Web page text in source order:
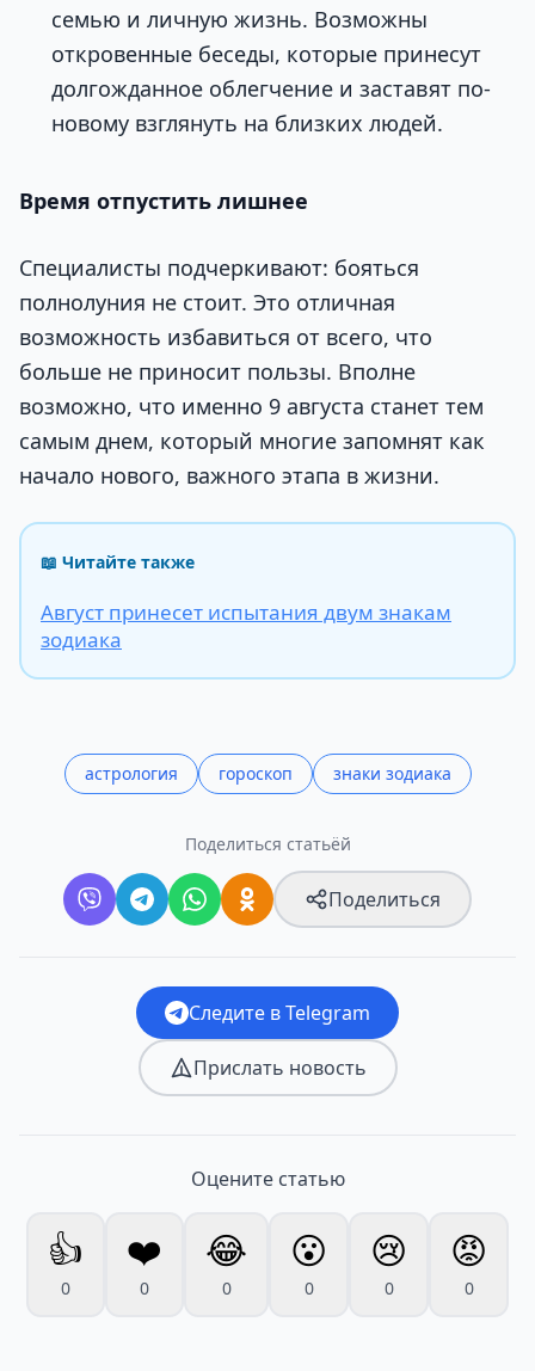
семью и личную жизнь. Возможны
откровенные беседы, которые принесут
долгожданное облегчение и заставят по-
новому взглянуть на близких людей.
Время отпустить лишнее
Специалисты подчеркивают: бояться
полнолуния не стоит. Это отличная
возможность избавиться от всего, что
больше не приносит пользы. Вполне
возможно, что именно 9 августа станет тем
самым днем, который многие запомнят как
начало нового, важного этапа в жизни.
📖 Читайте также
Август принесет испытания двум знакам
зодиака
астрология гороскоп знаки зодиака
Поделиться статьёй
Поделиться
Следите в Telegram
Прислать новость
Оцените статью
👍
0
❤️
0
😂
0
😮
0
😢
0
😡
0